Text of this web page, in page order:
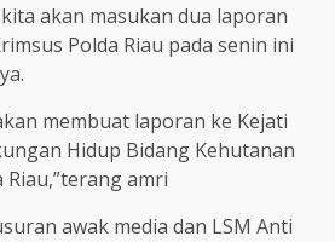
akan masukan dua laporan
Polda Riau pada senin ini
membuat laporan ke Kejati
Hidup Bidang Kehutanan
Riau,”terang amri
awak media dan LSM Anti